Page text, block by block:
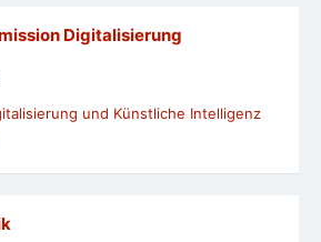
Digitalisierung
und Künstliche Intelligenz